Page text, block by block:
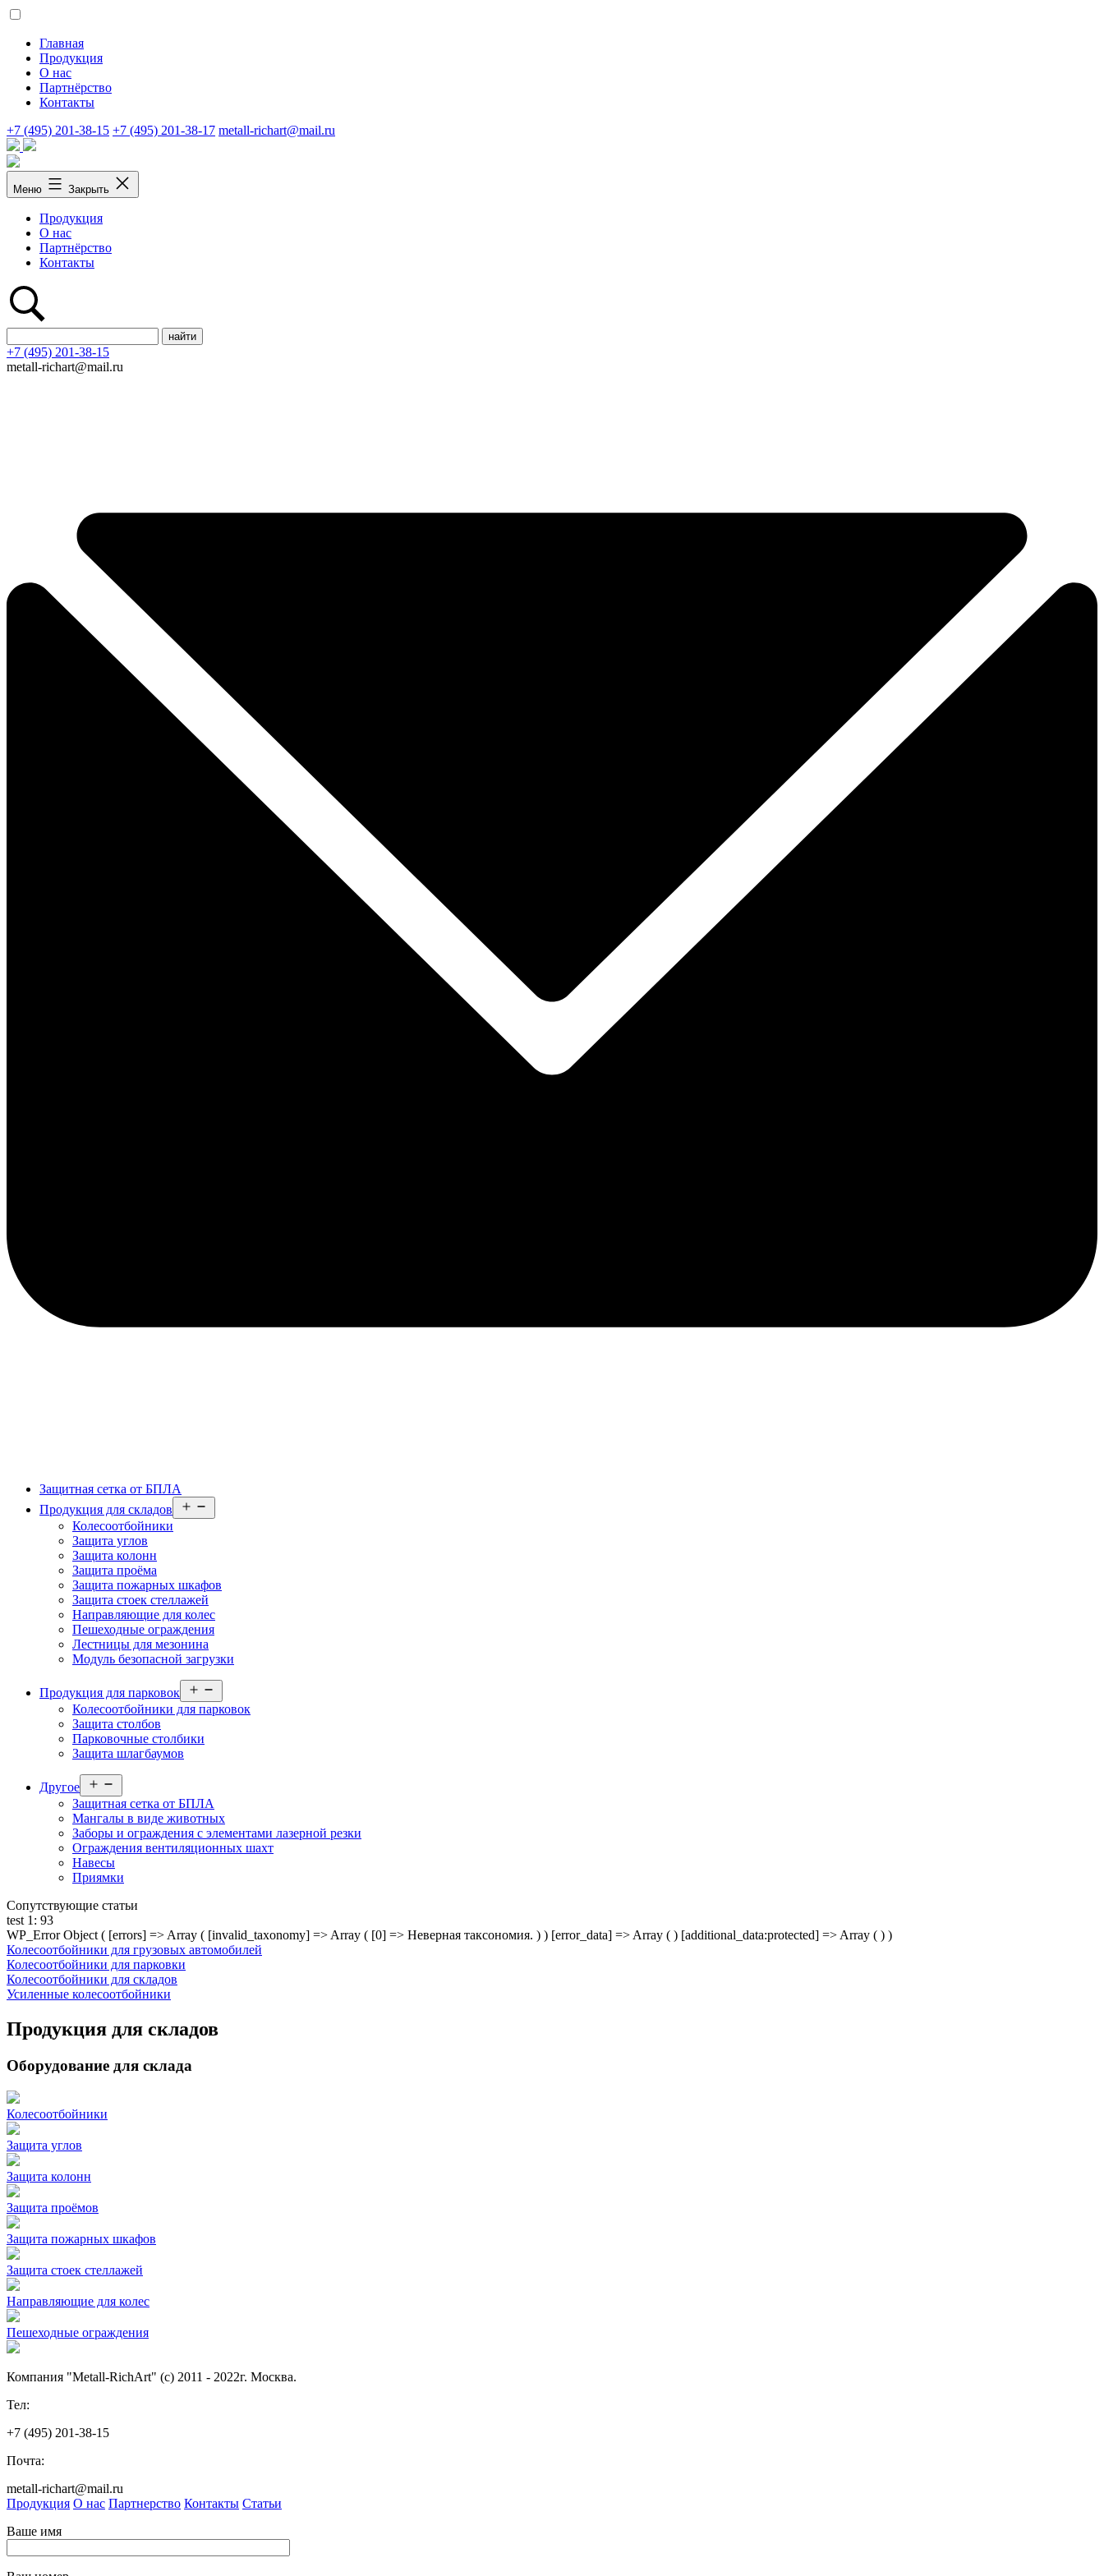
Перейти
содержимому
Главная
Продукция
О нас
Партнёрство
Контакты
+7 (495) 201-38-15 +7 (495) 201-38-17 metall-richart@mail.ru
Меню Закрыть
Продукция
О нас
Партнёрство
Контакты
+7 (495) 201-38-15
metall-richart@mail.ru
Защитная сетка от БПЛА
Продукция для складов
меню
Колесоотбойники
Защита углов
Защита колонн
Защита проёма
Защита пожарных шкафов
Защита стоек стеллажей
Направляющие для колес
Пешеходные ограждения
Лестницы для мезонина
Модуль безопасной загрузки
Продукция для парковок
меню
Колесоотбойники для парковок
Защита столбов
Парковочные столбики
Защита шлагбаумов
Другое
меню
Защитная сетка от БПЛА
Мангалы в виде животных
Заборы и ограждения с элементами лазерной резки
Ограждения вентиляционных шахт
Навесы
Приямки
Сопутствующие статьи
test 1: 93
WP_Error Object ( [errors] => Array ( [invalid_taxonomy] => Array ( [0] => Неверная таксономия. ) ) [error_data] => Array ( ) [additional_data:protected] => Array ( ) )
Колесоотбойники для грузовых автомобилей
Колесоотбойники для парковки
Колесоотбойники для складов
Усиленные колесоотбойники
Продукция для складов
Оборудование для склада
Колесоотбойники
Защита углов
Защита колонн
Защита проёмов
Защита пожарных шкафов
Защита стоек стеллажей
Направляющие для колес
Пешеходные ограждения
Компания "Metall-RichArt" (c) 2011 - 2022г. Москва.
Тел:
+7 (495) 201-38-15
Почта:
metall-richart@mail.ru
Продукция О нас Партнерство Контакты Статьи
Ваше имя